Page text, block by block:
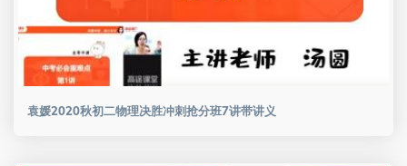
袁媛2020秋初二物理决胜冲刺抢分班7讲带讲义